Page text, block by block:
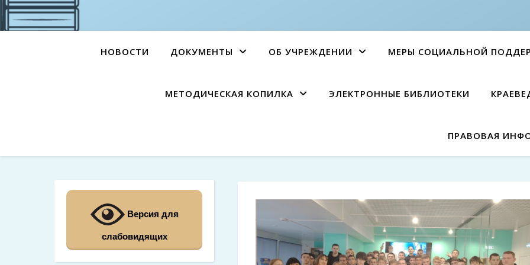
НОВОСТИ ДОКУМЕНТЫ ОБ УЧРЕЖДЕНИИ МЕРЫ СОЦИАЛЬНОЙ
МЕТОДИЧЕСКАЯ КОПИЛКА ЭЛЕКТРОННЫЕ БИБЛИОТЕКИ
ПРАВОВАЯ
Версия для
слабовидящих